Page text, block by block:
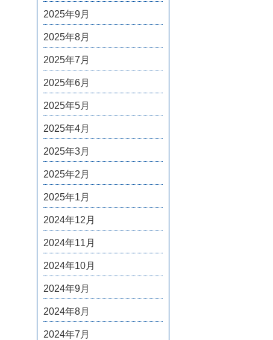
2025年9月
2025年8月
2025年7月
2025年6月
2025年5月
2025年4月
2025年3月
2025年2月
2025年1月
2024年12月
2024年11月
2024年10月
2024年9月
2024年8月
2024年7月